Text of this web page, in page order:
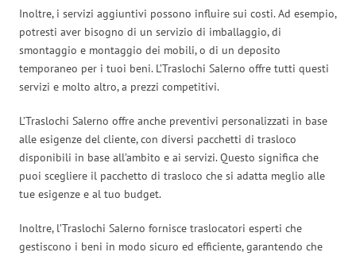
Inoltre, i servizi aggiuntivi possono influire sui costi. Ad esempio,
potresti aver bisogno di un servizio di imballaggio, di
smontaggio e montaggio dei mobili, o di un deposito
temporaneo per i tuoi beni. L’Traslochi Salerno offre tutti questi
servizi e molto altro, a prezzi competitivi.
L’Traslochi Salerno offre anche preventivi personalizzati in base
alle esigenze del cliente, con diversi pacchetti di trasloco
disponibili in base all’ambito e ai servizi. Questo significa che
puoi scegliere il pacchetto di trasloco che si adatta meglio alle
tue esigenze e al tuo budget.
Inoltre, l’Traslochi Salerno fornisce traslocatori esperti che
gestiscono i beni in modo sicuro ed efficiente, garantendo che